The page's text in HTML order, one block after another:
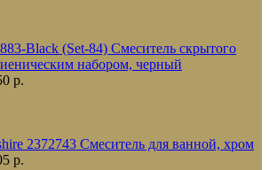
Black (Set-84) Смеситель скрытого
набором, черный
р.
2372743 Смеситель для ванной, хром
р.